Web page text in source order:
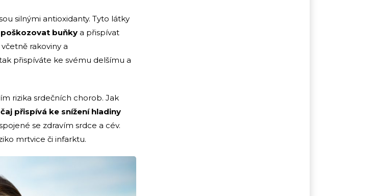
silnými antioxidanty. Tyto látky
buňky a přispívat
rakoviny a
přispíváte ke svému delšímu a
rizika srdečních chorob. Jak
přispívá ke snížení hladiny
se zdravím srdce a cév.
mrtvice či infarktu.